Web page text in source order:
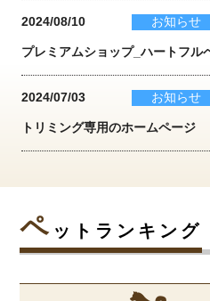
2024/08/10 お知らせ
プレミアムショップ_ハートフル
2024/07/03 お知らせ
トリミング専用のホームページ
ペ ットランキング